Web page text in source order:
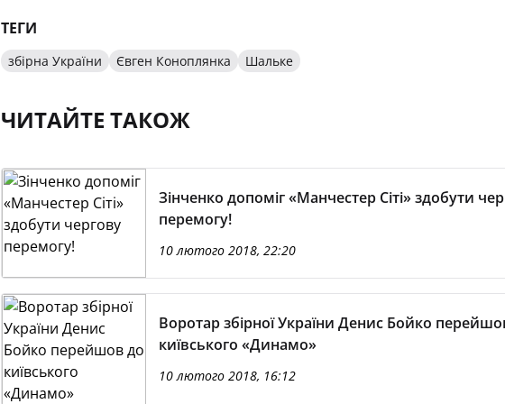
ТЕГИ
збірна України Євген Коноплянка Шальке
ЧИТАЙТЕ ТАКОЖ
Зінченко допоміг «Манчестер Сіті» здобути
перемогу!
10 лютого 2018, 22:20
Воротар збірної України Денис Бойко
київського «Динамо»
10 лютого 2018, 16:12